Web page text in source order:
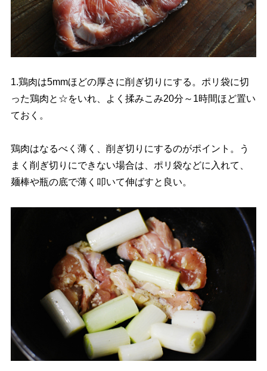
1.鶏肉は5mmほどの厚さに削ぎ切りにする。ポリ袋に切
った鶏肉と☆をいれ、よく揉みこみ20分～1時間ほど置い
ておく。
鶏肉はなるべく薄く、削ぎ切りにするのがポイント。う
まく削ぎ切りにできない場合は、ポリ袋などに入れて、
麺棒や瓶の底で薄く叩いて伸ばすと良い。